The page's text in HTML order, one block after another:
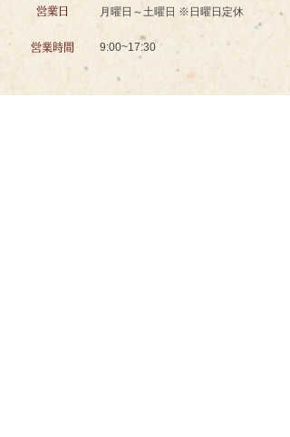
営業日 月曜日～土曜日 ※日曜日定休
営業時間 9:00~17:30